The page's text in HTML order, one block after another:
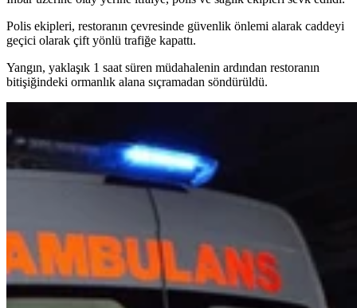
Polis ekipleri, restoranın çevresinde güvenlik önlemi alarak caddeyi
geçici olarak çift yönlü trafiğe kapattı.
Yangın, yaklaşık 1 saat süren müdahalenin ardından restoranın
bitişiğindeki ormanlık alana sıçramadan söndürüldü.